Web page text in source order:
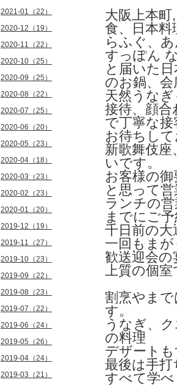
大阪上本
食、日本
らふぐ、
すっぽん
と届いた
のお鍋、
天然うな
接待、顔
で丁寧な接
お待ちし
新歌舞伎
いです。
お客様の
と思って
ランチの
までにご
千日前の
一回もま
歓送迎会
上質の個
割烹やま
す。
うなぎ、
の料理
デザート
最後は手
すべて学
2021-01（22）
2020-12（19）
2020-11（22）
2020-10（25）
2020-09（25）
2020-08（22）
2020-07（25）
2020-06（20）
2020-05（23）
2020-04（18）
2020-03（23）
2020-02（23）
2020-01（20）
2019-12（19）
2019-11（27）
2019-10（23）
2019-09（22）
2019-08（23）
2019-07（22）
2019-06（24）
2019-05（26）
2019-04（24）
2019-03（21）